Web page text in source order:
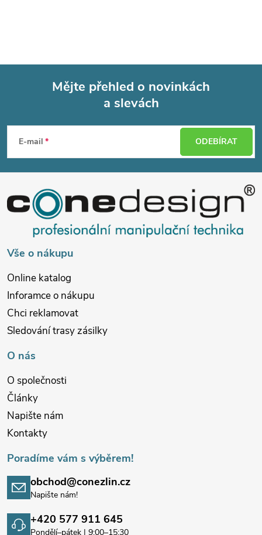
p
a
Mějte přehled o novinkách
a slevách
E-mail ODEBÍRAT
Vše o nákupu
Online katalog
Inforamce o nákupu
Chci reklamovat
Sledování trasy zásilky
O nás
O společnosti
Články
Napište nám
Kontakty
Poradíme vám s výběrem!
obchod@conezlin.cz
Napište nám!
+420 577 911 645
Pondělí–pátek | 9:00–15:30